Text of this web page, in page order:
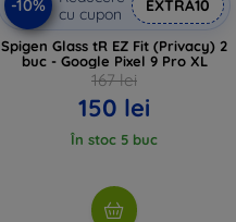
-10%
cu cupon
EXTRA10
Spigen Glass tR EZ Fit (Privacy) 2
buc - Google Pixel 9 Pro XL
167 lei
150 lei
În stoc 5 buc